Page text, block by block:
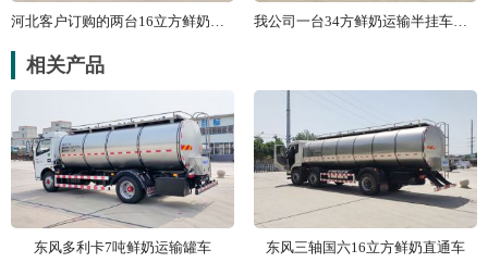
我公司一台34方鲜奶运输半挂车发往
相关产品
东风多利卡7吨鲜奶运输罐车 东风三轴国六16立方鲜奶直通车